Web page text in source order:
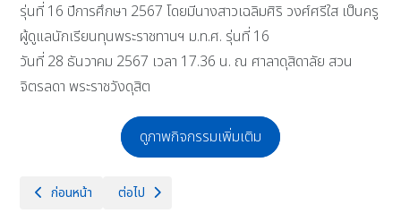
รุ่นที่ 16 ปีการศึกษา 2567 โดยมีนางสาวเฉลิมศิริ วงศ์ศรีใส เป็นครู
ผู้ดูแลนักเรียนทุนพระราชทานฯ ม.ท.ศ. รุ่นที่ 16
วันที่ 28 ธันวาคม 2567 เวลา 17.36 น. ณ ศาลาดุสิดาลัย สวน
จิตรลดา พระราชวังดุสิต
ดูภาพกิจกรรมเพิ่มเติม
เนื้อหาก่อนหน้า: สวัสดีปีใหม่ 2568 NO GIFT POLICY เนื่องในโอกาสเท
ก่อนหน้า เนื้อหาถัดไป: โรงเรียนจักรคำคณาทรจังหวัดลำพูน ขอแส
ต่อไป